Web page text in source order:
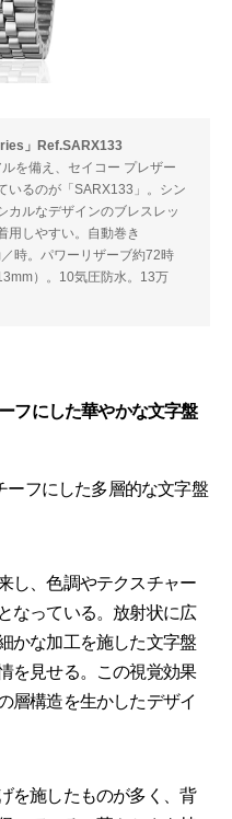
」Ref.SARX133
を備え、セイコー プレザー
いるのが「SARX133」。シン
カルなデザインのブレスレッ
用しやすい。自動巻き
時。パワーリザーブ約72時
）。10気圧防水。13万
フにした華やかな文字盤
フにした多層的な文字盤
し、色調やテクスチャー
なっている。放射状に広
かな加工を施した文字盤
を見せる。この視覚効果
層構造を生かしたデザイ
を施したものが多く、背